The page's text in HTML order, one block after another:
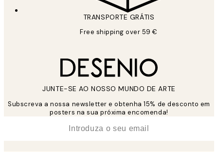
TRANSPORTE GRÁTIS
Free shipping over 59 €
JUNTE-SE AO NOSSO MUNDO DE ARTE
Subscreva a nossa newsletter e obtenha 15% de desconto em
posters na sua próxima encomenda!